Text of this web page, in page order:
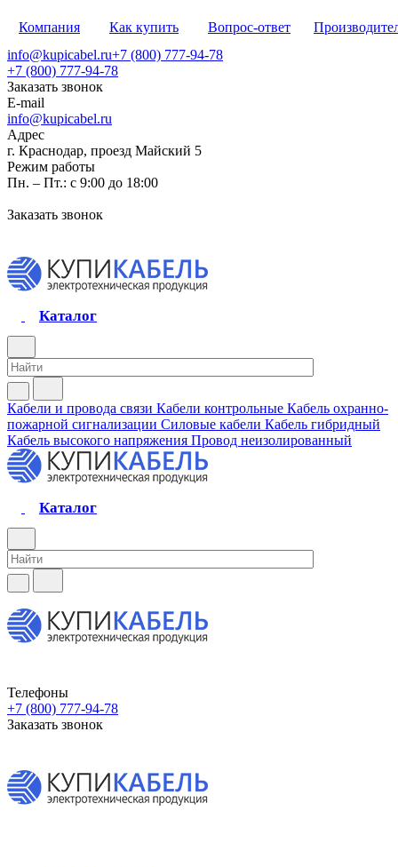
Компания Как купить Вопрос-ответ
info@kupicabel.ru+7 (800) 777-94-78
+7 (800) 777-94-78
Заказать звонок
E-mail
info@kupicabel.ru
Адрес
г. Краснодар, проезд Майский 5
Режим работы
Пн. – Пт.: с 9:00 до 18:00
Заказать звонок
Каталог
Кабели и провода связи Кабели контрольные Кабель охранно-
пожарной сигнализации Силовые кабели Кабель гибридный
Кабель высокого напряжения Провод неизолированный
Каталог
Телефоны
+7 (800) 777-94-78
Заказать звонок